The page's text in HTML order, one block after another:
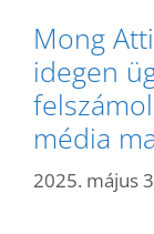
Mong
idegen
média
2025. május